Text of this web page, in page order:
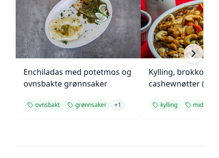
Enchiladas med potetmos og
ovnsbakte grønnsaker
ovnsbakt grønnsaker +1
Kylling, brokkoli og
cashewnøtter
kylling middag